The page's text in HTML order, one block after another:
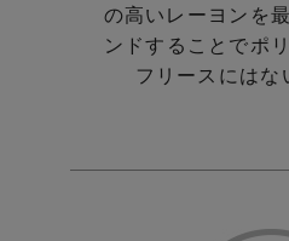
の高いレーヨンを
ンドすることでポ
フリースにはな